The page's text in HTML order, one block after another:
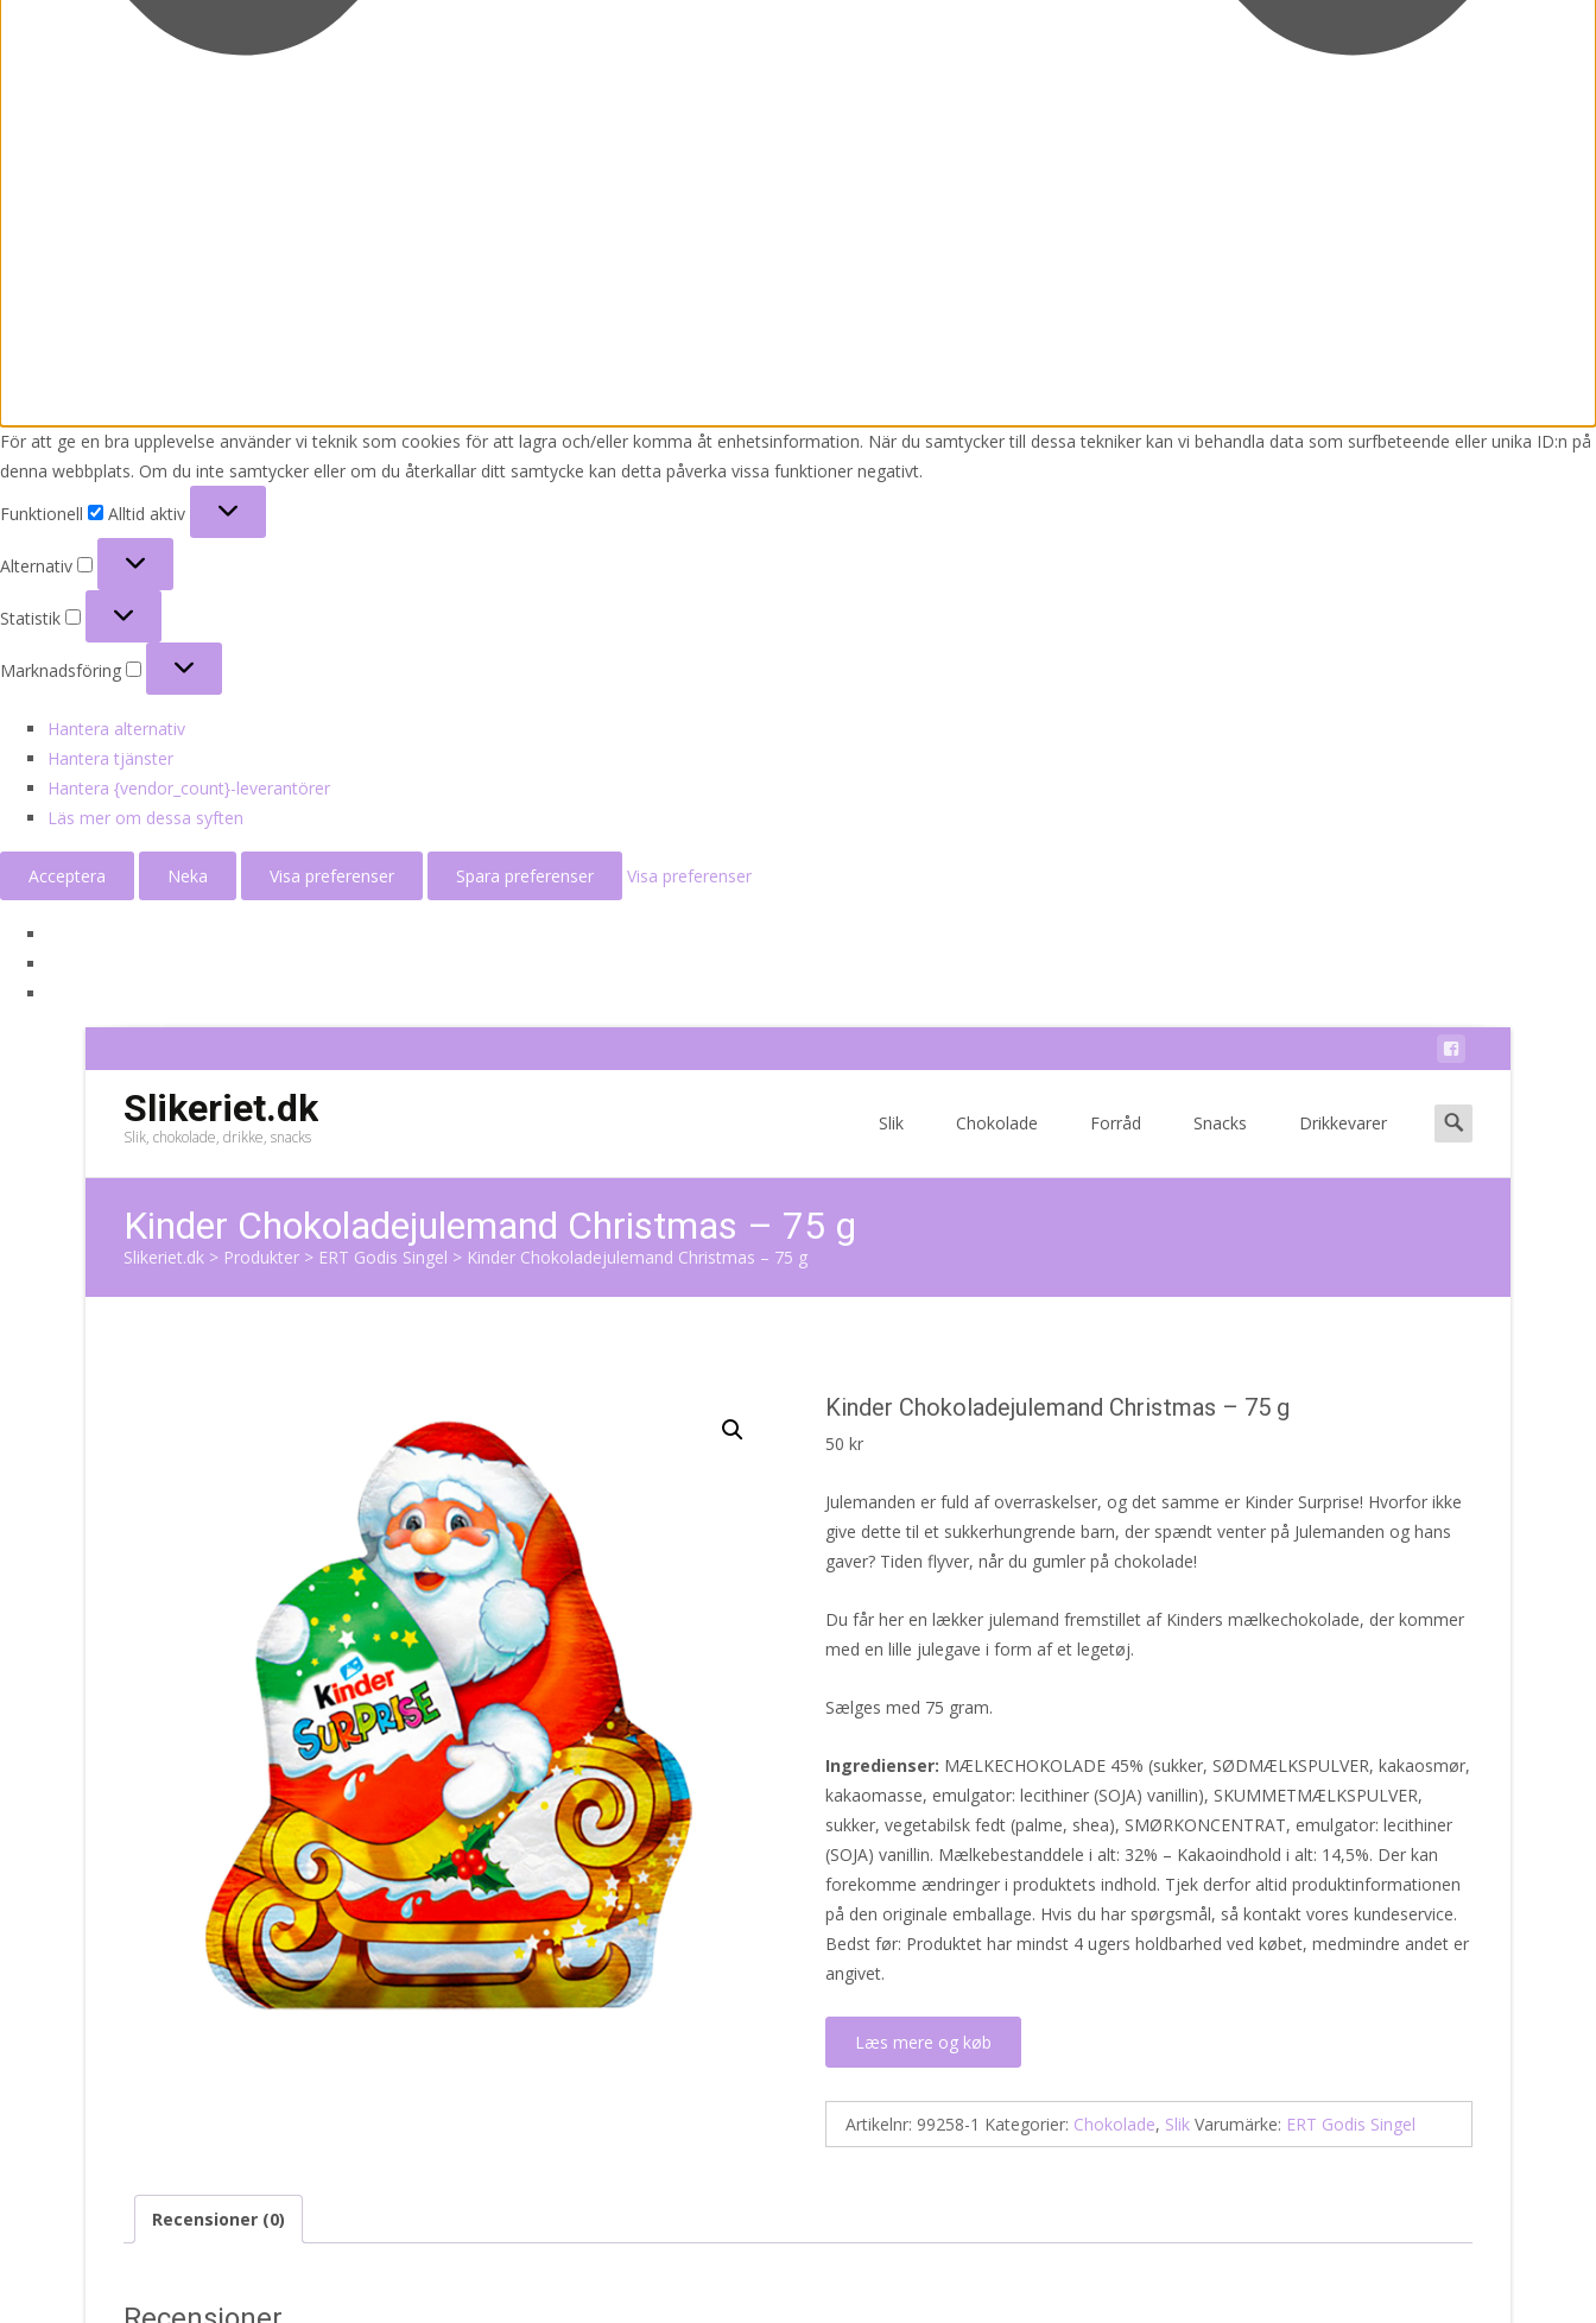
För att ge en bra upplevelse använder vi teknik som cookies för att lagra och/eller komma åt enhetsinformation. När du samtycker till dessa tekniker kan vi behandla data som surfbeteende eller unika ID:n på
denna webbplats. Om du inte samtycker eller om du återkallar ditt samtycke kan detta påverka vissa funktioner negativt.
Funktionell
Alltid aktiv
Alternativ
Alternativ
Statistik
Statistik
Marknadsföring
Marknadsföring
Hantera alternativ
Hantera tjänster
Hantera {vendor_count}-leverantörer
Läs mer om dessa syften
Acceptera Neka Visa preferenser Spara preferenser Visa preferenser
Slikeriet.dk
Slik, chokolade, drikke, snacks
Slik Chokolade Forråd Snacks Drikkevarer
Search
for:
Kinder Chokoladejulemand Christmas – 75 g
Slikeriet.dk > Produkter > ERT Godis Singel > Kinder Chokoladejulemand Christmas – 75 g
Kinder Chokoladejulemand Christmas – 75 g
50 kr
Julemanden er fuld af overraskelser, og det samme er Kinder Surprise! Hvorfor ikke
give dette til et sukkerhungrende barn, der spændt venter på Julemanden og hans
gaver? Tiden flyver, når du gumler på chokolade!
Du får her en lækker julemand fremstillet af Kinders mælkechokolade, der kommer
med en lille julegave i form af et legetøj.
Sælges med 75 gram.
Ingredienser: MÆLKECHOKOLADE 45% (sukker, SØDMÆLKSPULVER, kakaosmør,
kakaomasse, emulgator: lecithiner (SOJA) vanillin), SKUMMETMÆLKSPULVER,
sukker, vegetabilsk fedt (palme, shea), SMØRKONCENTRAT, emulgator: lecithiner
(SOJA) vanillin. Mælkebestanddele i alt: 32% – Kakaoindhold i alt: 14,5%. Der kan
forekomme ændringer i produktets indhold. Tjek derfor altid produktinformationen
på den originale emballage. Hvis du har spørgsmål, så kontakt vores kundeservice.
Bedst før: Produktet har mindst 4 ugers holdbarhed ved købet, medmindre andet er
angivet.
Læs mere og køb
Artikelnr: 99258-1 Kategorier: Chokolade, Slik Varumärke: ERT Godis Singel
Recensioner (0)